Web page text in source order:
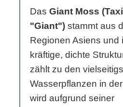
Das Giant Moss
"Giant") stammt aus
Regionen Asiens und
kräftige, dichte
zählt zu den
Wasserpflanzen in
wird aufgrund seiner